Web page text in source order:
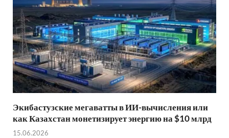
Экибастузские мегаватты в ИИ-вычисления или
как Казахстан монетизирует энергию на $10 млрд
15.06.2026